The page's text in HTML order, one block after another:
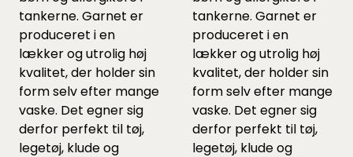
tankerne. Garnet er
produceret i en
lækker og utrolig høj
kvalitet, der holder sin
form selv efter mange
vaske. Det egner sig
derfor perfekt til tøj,
legetøj, klude og
tankerne. Garnet er
produceret i en
lækker og utrolig høj
kvalitet, der holder sin
form selv efter mange
vaske. Det egner sig
derfor perfekt til tøj,
legetøj, klude og